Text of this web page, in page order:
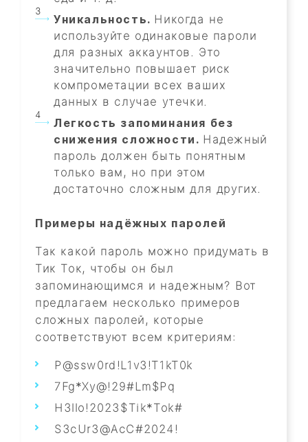
Уникальность. Никогда не
используйте одинаковые пароли
для разных аккаунтов. Это
значительно повышает риск
компрометации всех ваших
данных в случае утечки.
Легкость запоминания без
снижения сложности. Надежный
пароль должен быть понятным
только вам, но при этом
достаточно сложным для других.
Примеры надёжных паролей
Так какой пароль можно придумать в
Тик Ток, чтобы он был
запоминающимся и надежным? Вот
предлагаем несколько примеров
сложных паролей, которые
соответствуют всем критериям:
P@ssw0rd!L1v3!T1kT0k
7Fg*Xy@!29#Lm$Pq
H3llo!2023$Tik*Tok#
S3cUr3@AcC#2024!